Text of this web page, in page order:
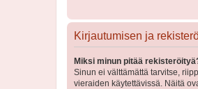
Kirjautumisen ja
Miksi minun pitää
Sinun ei välttämättä tarvitse,
vieraiden käytettävissä. Näitä